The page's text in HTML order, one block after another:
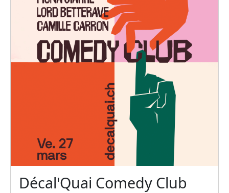
Décal'Quai Comedy Club